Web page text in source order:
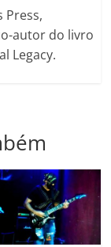
Press,
autor do livro
Legacy.